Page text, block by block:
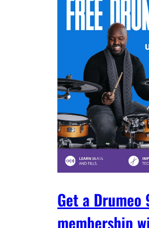
Get a
membership